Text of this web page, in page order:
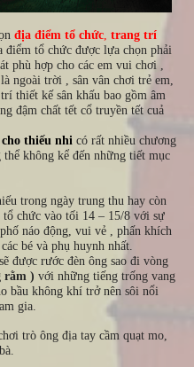
địa điểm tổ chức, trang trí
điểm tổ chức được lựa chọn phải
phù hợp cho các em vui chơi ,
ngoài trời , sân vân chơi trẻ em,
thiết kế sân khấu bao gồm âm
đậm chất tết cổ truyền tết cuả
thiếu nhi có rất nhiều chương
không kể đến những tiết mục
trong ngày trung thu hay còn
chức vào tối 14 – 15/8 với sự
náo động, vui vẻ , phấn khích
bé và phụ huynh nhất.
được rước đèn ông sao đi vòng
rằm ) với những tiếng trống vang
bầu không khí trở nên sôi nổi
gia.
trò ông địa tay cầm quạt mo,